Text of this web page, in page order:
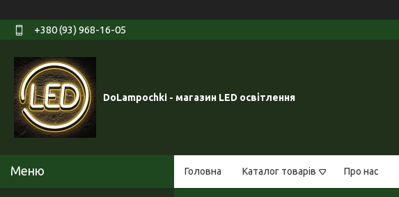
+380 (93) 968-16-05
DoLampochki - магазин LED освітлення
Головна Каталог товарів Про нас